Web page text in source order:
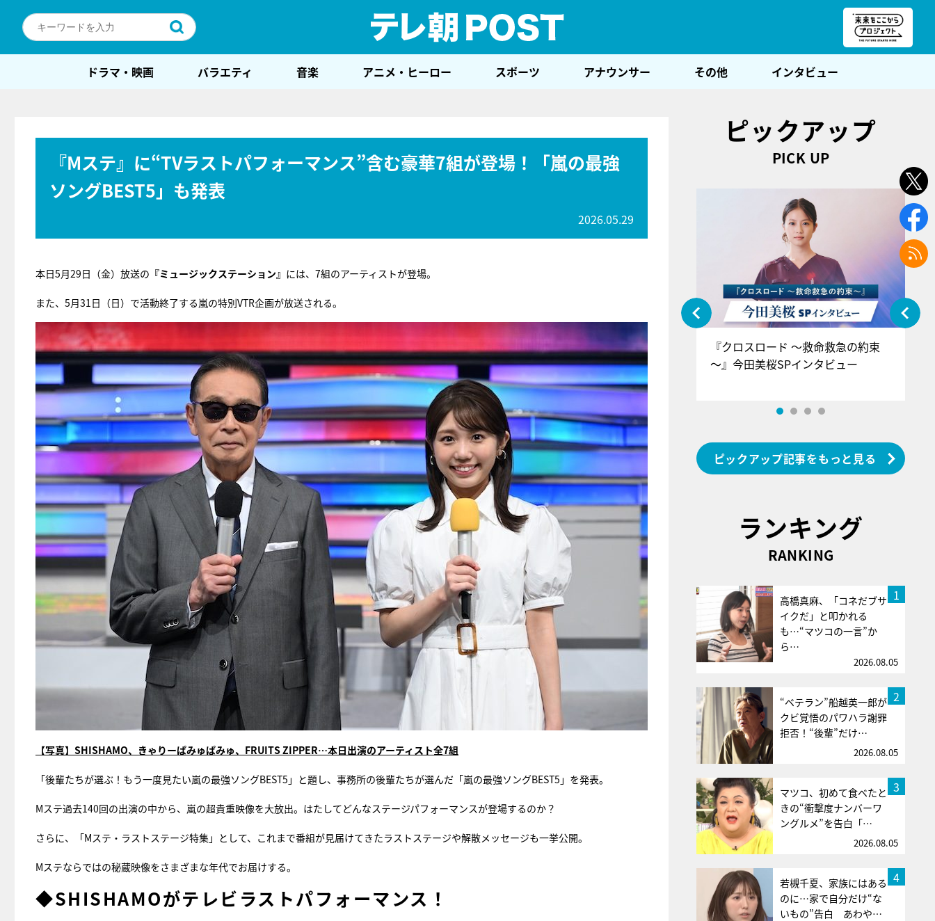
ドラマ・映画 バラエティ 音楽 アニメ・ヒーロー スポーツ アナウンサー その他 インタビュー
『Mステ』に“TVラストパフォーマンス”含む豪華7組が登場！「嵐の最強
ソングBEST5」も発表
2026.05.29
本日5月29日（金）放送の 『ミュージックステーション』 には、7組のアーティストが登場。
また、5月31日（日）で活動終了する嵐の特別VTR企画が放送される。
【写真】SHISHAMO、きゃりーぱみゅぱみゅ、FRUITS ZIPPER…本日出演のアーティスト全7組
「後輩たちが選ぶ！もう一度見たい嵐の最強ソングBEST5」と題し、事務所の後輩たちが選んだ「嵐の最強ソングBEST5」を発表。
Mステ過去140回の出演の中から、嵐の超貴重映像を大放出。はたしてどんなステージパフォーマンスが登場するのか？
さらに、「Mステ・ラストステージ特集」として、これまで番組が見届けてきたラストステージや解散メッセージも一挙公開。
Mステならではの秘蔵映像をさまざまな年代でお届けする。
◆SHISHAMOがテレビラストパフォーマンス！
ピックアップ
PICK UP
『アイ＝ラブ！げーみんぐ』＝LOV
E齋藤樹愛羅＆佐々木舞香SPインタ
ビュー
『クロスロード ～救命救急の約束
～』今田美桜SPインタビュー
ピックアップ記事をもっと見る
ランキング
RANKING
1
高橋真麻、「コネだブサ
イクだ」と叩かれる
も…“マツコの一言”か
ら…
2026.08.05
2
“ベテラン”船越英一郎が
クビ覚悟のパワハラ謝罪
拒否！“後輩”だけ…
2026.08.05
3
マツコ、初めて食べたと
きの“衝撃度ナンバーワ
ングルメ”を告白「…
2026.08.05
4
若槻千夏、家族にはある
のに…家で自分だけ“な
いもの”告白 あわや…